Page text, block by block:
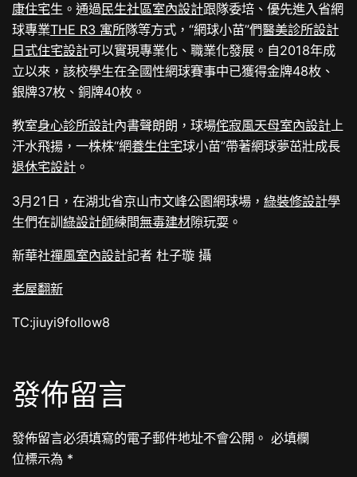
康住宅生。通過民生社區室內設計跟隊委培、優先進入省網
球專業THE R3 寓所隊等方式，“網球小苗”們醫美診所設計
日式住宅設計可以實現專業化、職業化發展。自2018年成
立以來，該校學生在全國性網球賽事中已獲得金牌48枚、
銀牌37枚、銅牌40枚。
教室身心診所設計內書聲朗朗，球場侘寂風天母室內設計上
汗水飛揚，一株株“網養生住宅球小苗”帶著網球夢茁壯成長
退休宅設計 。
3月21日，在湖北省京山市文峰公園網球場，綠裝修設計學
生們在訓綠設計師練間無毒建材隙玩耍。
新華社禪風室內設計記者 杜子璇 攝
老屋翻新
TC:jiuyi9follow8
發佈留言
發佈留言必須填寫的電子郵件地址不會公開。 必填欄
位標示為 *